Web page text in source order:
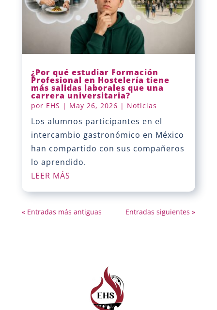
¿Por qué estudiar Formación
Profesional en Hostelería tiene
más salidas laborales que una
carrera universitaria?
por EHS | May 26, 2026 | Noticias
Los alumnos participantes en el
intercambio gastronómico en México
han compartido con sus compañeros
lo aprendido.
LEER MÁS
« Entradas más antiguas Entradas siguientes »